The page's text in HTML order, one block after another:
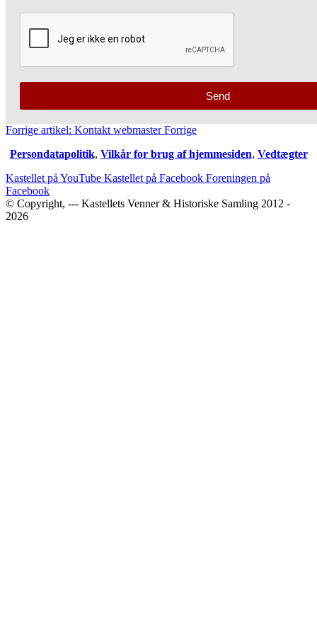
Send
Forrige artikel: Kontakt webmasterForrige
Persondatapolitik, Vilkår for brug af hjemmesiden, Vedtægter
Kastellet på YouTube Kastellet på Facebook Foreningen på
Facebook
© Copyright, --- Kastellets Venner & Historiske Samling 2012 -
2026